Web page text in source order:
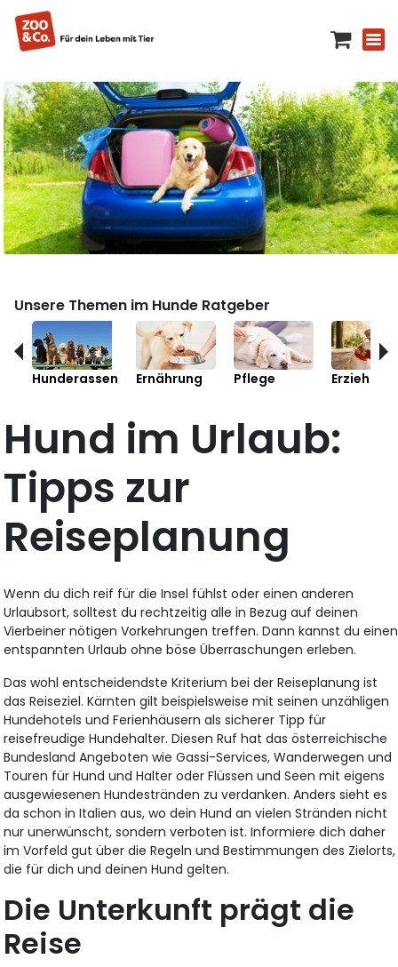
Unsere Themen im Hunde Ratgeber
Hunderassen Ernährung Pflege Erziehung
Hund im Urlaub:
Tipps zur
Reiseplanung
Wenn du dich reif für die Insel fühlst oder einen anderen
Urlaubsort, solltest du rechtzeitig alle in Bezug auf deinen
Vierbeiner nötigen Vorkehrungen treffen. Dann kannst du einen
entspannten Urlaub ohne böse Überraschungen erleben.
Das wohl entscheidendste Kriterium bei der Reiseplanung ist
das Reiseziel. Kärnten gilt beispielsweise mit seinen unzähligen
Hundehotels und Ferienhäusern als sicherer Tipp für
reisefreudige Hundehalter. Diesen Ruf hat das österreichische
Bundesland Angeboten wie Gassi-Services, Wanderwegen und
Touren für Hund und Halter oder Flüssen und Seen mit eigens
ausgewiesenen Hundestränden zu verdanken. Anders sieht es
da schon in Italien aus, wo dein Hund an vielen Stränden nicht
nur unerwünscht, sondern verboten ist. Informiere dich daher
im Vorfeld gut über die Regeln und Bestimmungen des Zielorts,
die für dich und deinen Hund gelten.
Die Unterkunft prägt die
Reise